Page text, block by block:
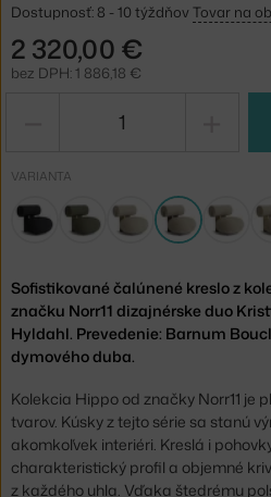
Dostupnosť: 8 - 10 týždňov Tovar na
2 320,00 €
bez DPH: 1 886,18 €
VARIANTA
Sofistikované čalúnené kreslo z
značku Norr11 dizajnérske duo
Hyldahl. Prevedenie: Barnum
dymového duba.
Kolekcia Hippo od značky Norr11 je
tvarov. Kúsky z tejto série sa stanú
akomkoľvek interiéri. Kreslá i
charakteristický profil a objemné
z každého uhla. Vďaka štedrému